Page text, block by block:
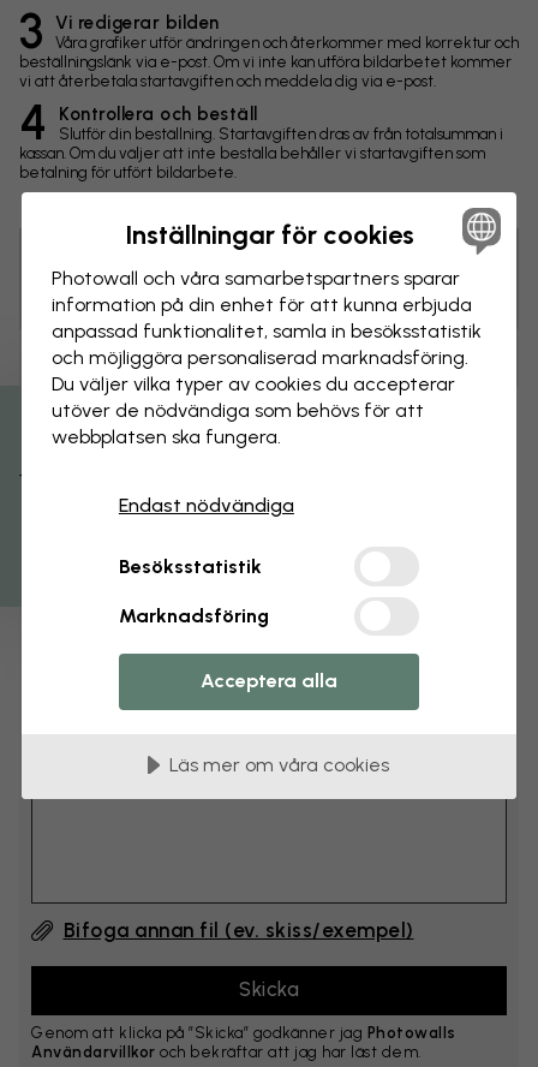
3 Vi redigerar bilden
Våra grafiker utför ändringen och återkommer med korrektur och
beställningslänk via e-post. Om vi inte kan utföra bildarbetet kommer
vi att återbetala startavgiften och meddela dig via e-post.
4 Kontrollera och beställ
Slutför din beställning. Startavgiften dras av från totalsumman i
kassan. Om du väljer att inte beställa behåller vi startavgiften som
betalning för utfört bildarbete.
Ändringar
Storlek
Lägg till kommentar
Kommentar #1
Bifoga annan fil (ev. skiss/exempel)
Genom att klicka på ”Skicka” godkänner jag Photowalls
Användarvillkor och bekräftar att jag har läst dem.
Tips! Du kan klicka på bilden för att göra en markering och
skriva en kommentar.
Få 15% rabatt
Inställningar för cookies
Photowall och våra samarbets­partners sparar
information på din enhet för att kunna erbjuda
anpassad funktionalitet, samla in besöks­statistik
och möjliggöra personaliserad marknads­föring.
Du väljer vilka typer av cookies du accepterar
utöver de nödvändiga som behövs för att
webbplatsen ska fungera.
Endast nödvändiga
Besöksstatistik
Marknadsföring
Acceptera alla
Läs mer om våra cookies